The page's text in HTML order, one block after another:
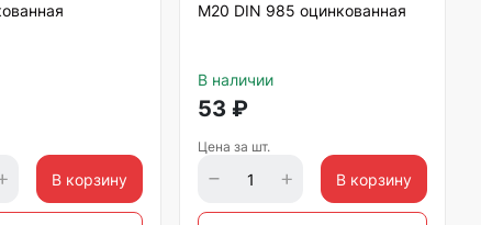
В корзину
М20 DIN 985 оцинкованная
В наличии
53 ₽
Цена за шт.
В корзину